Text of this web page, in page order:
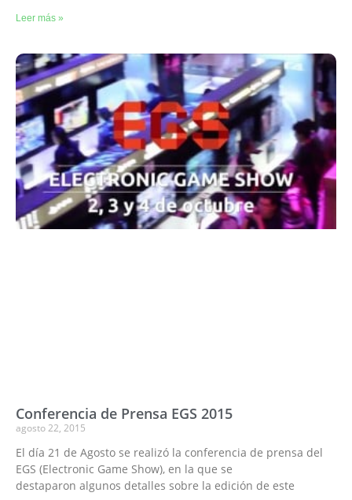
Leer más »
Conferencia de Prensa EGS 2015
agosto 22, 2015
El día 21 de Agosto se realizó la conferencia de prensa del
EGS (Electronic Game Show), en la que se
destaparon algunos detalles sobre la edición de este